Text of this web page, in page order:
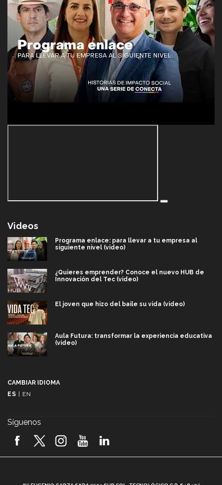
Videos
Programa enlace: para llevar a tu empresa al
siguiente nivel (video)
¿Quieres emprender? Conoce el nuevo HUB de
Innovación del Tec (video)
El joven que hizo del baile su vida (video)
Aula Futura: transformar la experiencia educativa
(video)
2026! (video)
CAMBIAR IDIOMA
ES
EN
Síguenos